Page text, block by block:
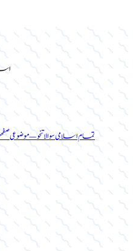
تمام اسلامی سوالاتنحو — موضوعی